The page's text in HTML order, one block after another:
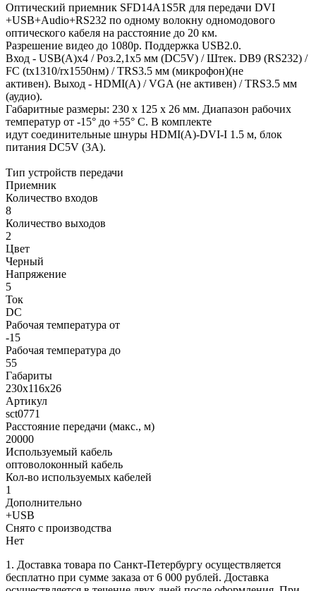
Оптический приемник SFD14A1S5R для передачи DVI
+USB+Audio+RS232 по одному волокну одномодового
оптического кабеля на расстояние до 20 км.
Разрешение видео до 1080p. Поддержка USB2.0.
Вход - USB(A)x4 / Роз.2,1х5 мм (DC5V) / Штек. DB9 (RS232) /
FC (tx1310/rx1550нм) / TRS3.5 мм (микрофон)(не
активен). Выход - HDMI(A) / VGA (не активен) / TRS3.5 мм
(аудио).
Габаритные размеры: 230 x 125 x 26 мм. Диапазон рабочих
температур от -15° до +55° С. В комплекте
идут соединительные шнуры HDMI(A)-DVI-I 1.5 м, блок
питания DC5V (3A).
Тип устройств передачи
Приемник
Количество входов
8
Количество выходов
2
Цвет
Черный
Напряжение
5
Ток
DC
Рабочая температура от
-15
Рабочая температура до
55
Габариты
230x116x26
Артикул
sct0771
Расстояние передачи (макс., м)
20000
Используемый кабель
оптоволоконный кабель
Кол-во используемых кабелей
1
Дополнительно
+USB
Снято с производства
Нет
1. Доставка товара по Санкт-Петербургу осуществляется
бесплатно при сумме заказа от 6 000 рублей. Доставка